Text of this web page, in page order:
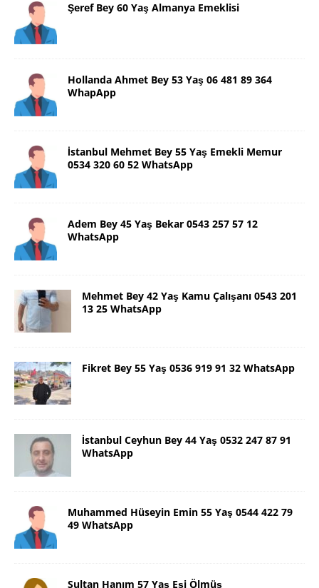
Şeref Bey 60 Yaş Almanya Emeklisi
Hollanda Ahmet Bey 53 Yaş 06 481 89 364
WhapApp
İstanbul Mehmet Bey 55 Yaş Emekli Memur
0534 320 60 52 WhatsApp
Adem Bey 45 Yaş Bekar 0543 257 57 12
WhatsApp
Mehmet Bey 42 Yaş Kamu Çalışanı 0543 201
13 25 WhatsApp
Fikret Bey 55 Yaş 0536 919 91 32 WhatsApp
İstanbul Ceyhun Bey 44 Yaş 0532 247 87 91
WhatsApp
Muhammed Hüseyin Emin 55 Yaş 0544 422 79
49 WhatsApp
Sultan Hanım 57 Yaş Eşi Ölmüş